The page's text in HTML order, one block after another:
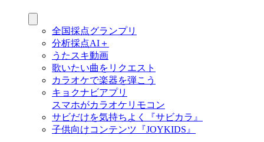
全国採点グランプリ
分析採点AI＋
うたスキ動画
歌いたい曲をリクエスト
カラオケで楽器を弾こう
キョクナビアプリ
スマホがカラオケリモコン
サビだけを気持ちよく『サビカラ』
子供向けコンテンツ『JOYKIDS』